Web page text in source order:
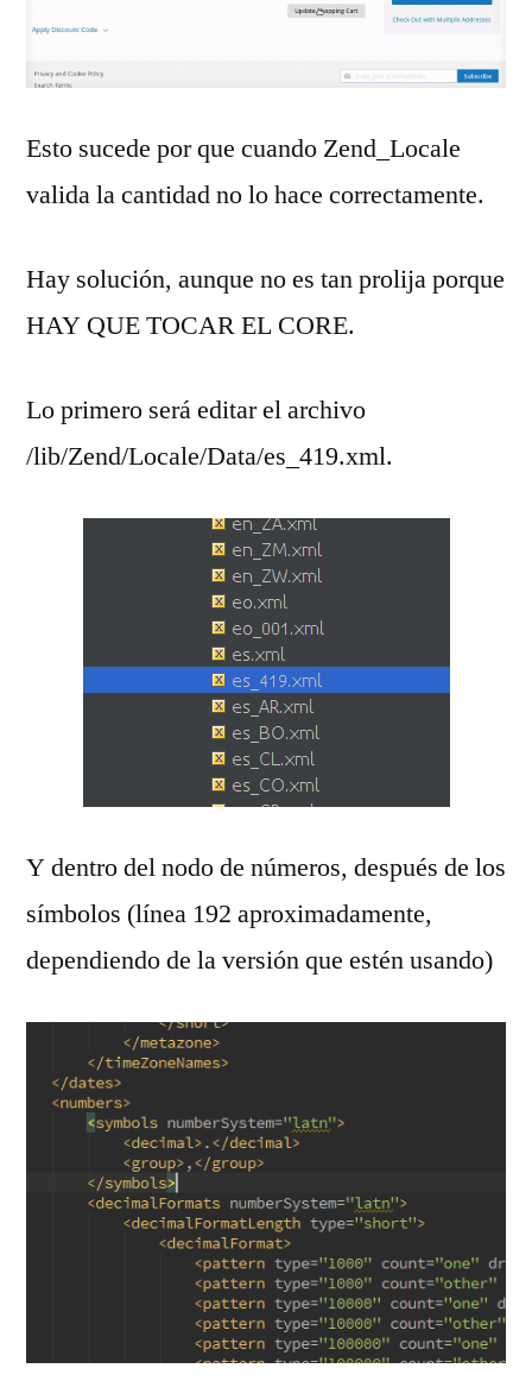
Esto sucede por que cuando Zend_Locale
valida la cantidad no lo hace correctamente.
Hay solución, aunque no es tan prolija porque
HAY QUE TOCAR EL CORE.
Lo primero será editar el archivo
/lib/Zend/Locale/Data/es_419.xml.
Y dentro del nodo de números, después de los
símbolos (línea 192 aproximadamente,
dependiendo de la versión que estén usando)